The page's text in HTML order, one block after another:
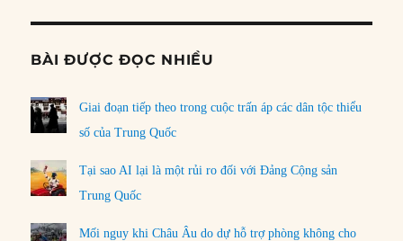
BÀI ĐƯỢC ĐỌC NHIỀU
Giai đoạn tiếp theo trong cuộc trấn áp các dân tộc thiểu
số của Trung Quốc
Tại sao AI lại là một rủi ro đối với Đảng Cộng sản
Trung Quốc
Mối nguy khi Châu Âu do dự hỗ trợ phòng không cho